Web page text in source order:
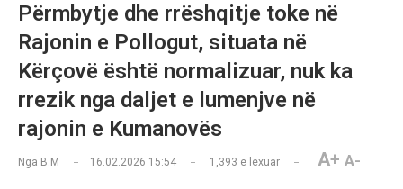
Përmbytje dhe rrëshqitje toke në
Rajonin e Pollogut, situata në
Kërçovë është normalizuar, nuk ka
rrezik nga daljet e lumenjve në
rajonin e Kumanovës
Nga B.M 16.02.2026 15:54 1,393 e lexuar A+ A-